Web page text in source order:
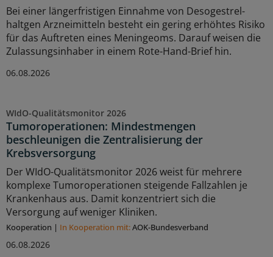
Bei einer längerfristigen Einnahme von Desogestrel-
haltgen Arzneimitteln besteht ein gering erhöhtes Risiko
für das Auftreten eines Meningeoms. Darauf weisen die
Zulassungsinhaber in einem Rote-Hand-Brief hin.
06.08.2026
WIdO-Qualitätsmonitor 2026
Tumoroperationen: Mindestmengen
beschleunigen die Zentralisierung der
Krebsversorgung
Der WIdO-Qualitätsmonitor 2026 weist für mehrere
komplexe Tumoroperationen steigende Fallzahlen je
Krankenhaus aus. Damit konzentriert sich die
Versorgung auf weniger Kliniken.
Kooperation | In Kooperation mit:AOK-Bundesverband
06.08.2026